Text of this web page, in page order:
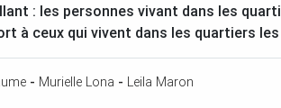
: les personnes vivant dans les
à ceux qui vivent dans les quartiers
- Murielle Lona - Leila Maron